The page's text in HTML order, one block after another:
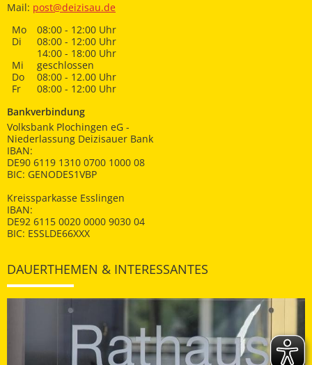
Mail: post@deizisau.de
Mo
08:00 - 12:00 Uhr
Di
08:00 - 12:00 Uhr
14:00 - 18:00 Uhr
Mi
geschlossen
Do
08:00 - 12.00 Uhr
Fr
08:00 - 12:00 Uhr
Bankverbindung
Volksbank Plochingen eG -
Niederlassung Deizisauer Bank
IBAN:
DE90 6119 1310 0700 1000 08
BIC: GENODES1VBP
Kreissparkasse Esslingen
IBAN:
DE92 6115 0020 0000 9030 04
BIC: ESSLDE66XXX
DAUERTHEMEN & INTERESSANTES